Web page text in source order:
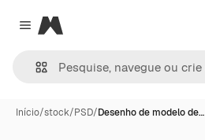
Close menu
Magnific
Início/stock/PSD/Desenho de modelo de…